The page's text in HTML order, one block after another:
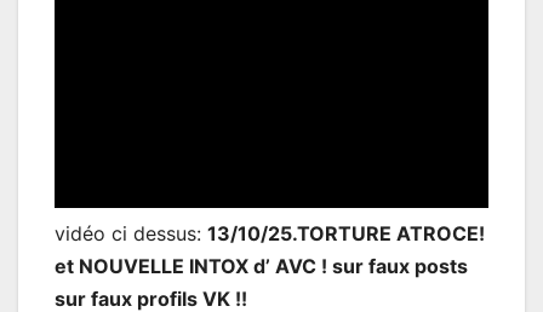
vidéo ci dessus: 13/10/25.TORTURE ATROCE!
et NOUVELLE INTOX d’ AVC ! sur faux posts
sur faux profils VK !!